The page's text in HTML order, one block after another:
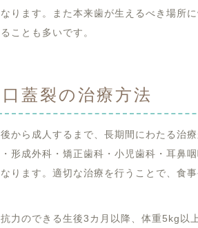
ります。また本来歯が生えるべき場所
ことも多いです。
蓋裂の治療方法
から成人するまで、長期間にわたる治
形成外科・矯正歯科・小児歯科・耳鼻
ります。適切な治療を行うことで、食
力のできる生後3カ月以降、体重5kg以